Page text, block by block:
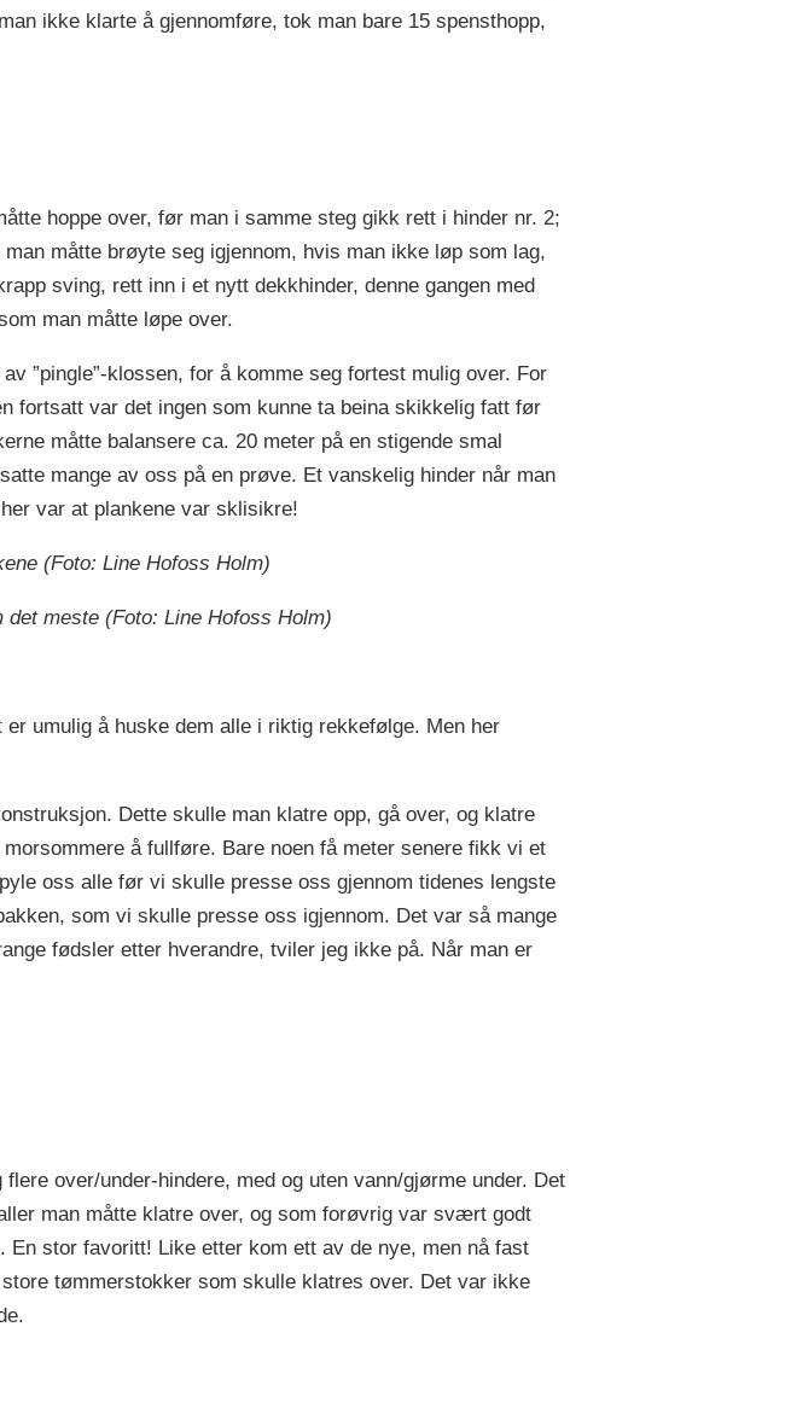
ikke klarte å gjennomføre, tok man bare 15 spensthopp,
hoppe over, før man i samme steg gikk rett i hinder nr. 2;
måtte brøyte seg igjennom, hvis man ikke løp som lag,
sving, rett inn i et nytt dekkhinder, denne gangen med
man måtte løpe over.
”pingle”-klossen, for å komme seg fortest mulig over. For
fortsatt var det ingen som kunne ta beina skikkelig fatt før
måtte balansere ca. 20 meter på en stigende smal
mange av oss på en prøve. Et vanskelig hinder når man
var at plankene var sklisikre!
(Foto: Line Hofoss Holm)
meste (Foto: Line Hofoss Holm)
umulig å huske dem alle i riktig rekkefølge. Men her
Dette skulle man klatre opp, gå over, og klatre
å fullføre. Bare noen få meter senere fikk vi et
oss alle før vi skulle presse oss gjennom tidenes lengste
som vi skulle presse oss igjennom. Det var så mange
fødsler etter hverandre, tviler jeg ikke på. Når man er
over/under-hindere, med og uten vann/gjørme under. Det
man måtte klatre over, og som forøvrig var svært godt
stor favoritt! Like etter kom ett av de nye, men nå fast
tømmerstokker som skulle klatres over. Det var ikke